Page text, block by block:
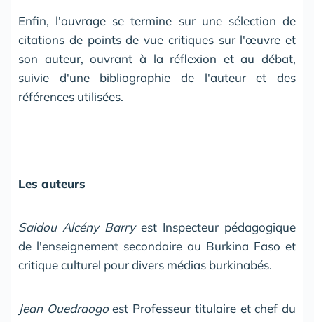
Enfin, l'ouvrage se termine sur une sélection de
citations de points de vue critiques sur l'œuvre et
son auteur, ouvrant à la réflexion et au débat,
suivie d'une bibliographie de l'auteur et des
références utilisées.
Les auteurs
Saidou Alcény Barry est Inspecteur pédagogique
de l'enseignement secondaire au Burkina Faso et
critique culturel pour divers médias burkinabés.
Jean Ouedraogoest Professeur titulaire et chef du